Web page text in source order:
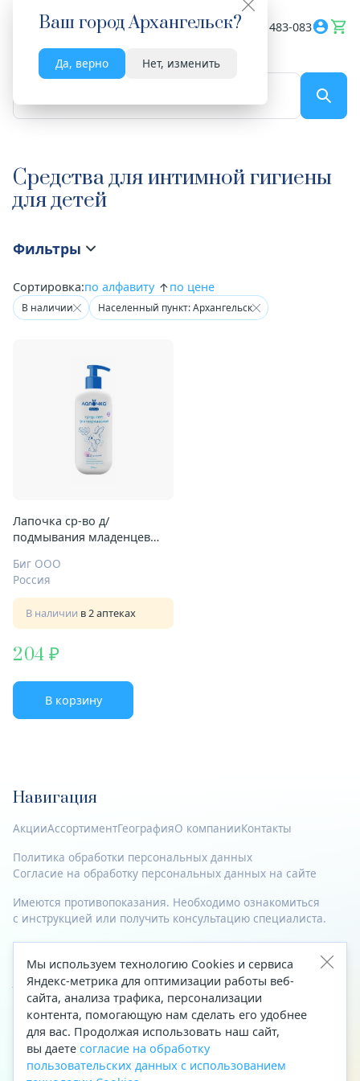
Ваш городАрхангельск?
Да, верно Нет, изменить
Весь сайт 8182 483-083
Средства для интимной гигиены
для детей
Фильтры
Сортировка:по алфавиту по цене
В наличии Населенный пункт: Архангельск
Лапочка ср-во д/
подмывания младенцев
Биг ООО
Россия
В наличии в 2 аптеках
204
В корзину
Навигация
АкцииАссортиментГеографияО компанииКонтакты
Политика обработки персональных данных
Согласие на обработку персональных данных на сайте
Имеются противопоказания. Необходимо ознакомиться
с инструкцией или получить консультацию специалиста.
© 2023—2026 Все права защищены.
Адрес
Архангельск, ул. Папанина, д. 19 (вход в здание со стороны
автоцентра «Тойота»)
Приемная Генерального директора
Мы используем технологию Cookies и сервиса
Яндекс-метрика для оптимизации работы веб-
сайта, анализа трафика, персонализации
контента, помогающую нам сделать его удобнее
для вас. Продолжая использовать наш сайт,
вы даете согласие на обработку
пользовательских данных с использованием